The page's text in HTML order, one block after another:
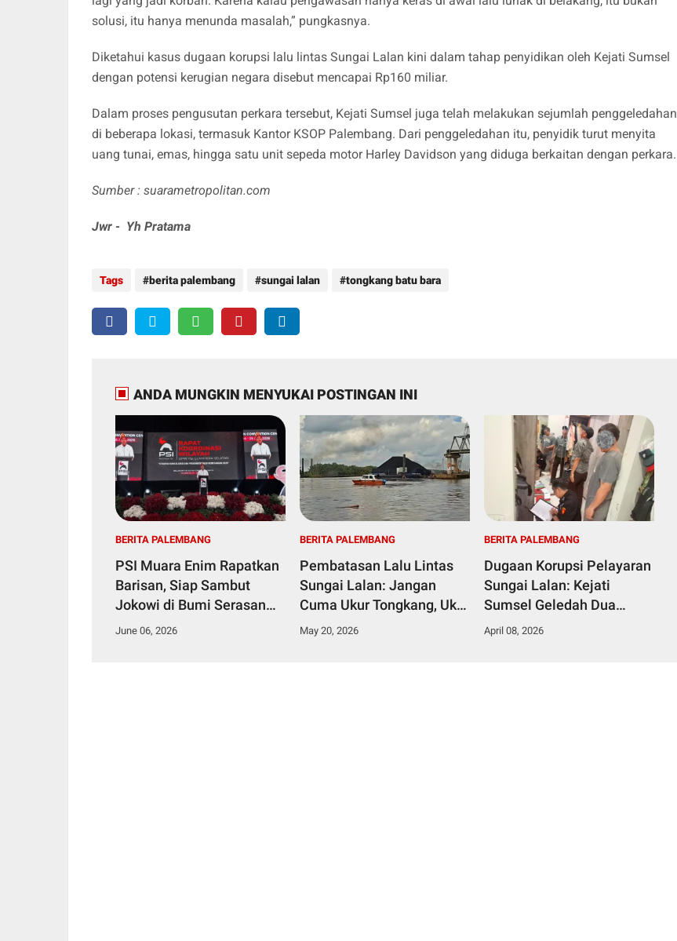
solusi, itu hanya menunda masalah,” pungkasnya.
​Diketahui kasus dugaan korupsi lalu lintas Sungai Lalan kini dalam tahap penyidikan oleh Kejati Sumsel
dengan potensi kerugian negara disebut mencapai Rp160 miliar.
​Dalam proses pengusutan perkara tersebut, Kejati Sumsel juga telah melakukan sejumlah penggeledahan
di beberapa lokasi, termasuk Kantor KSOP Palembang. Dari penggeledahan itu, penyidik turut menyita
uang tunai, emas, hingga satu unit sepeda motor Harley Davidson yang diduga berkaitan dengan perkara.
Sumber : suarametropolitan.com
Jwr - Yh Pratama
Tags berita palembang sungai lalan tongkang batu bara
ANDA MUNGKIN MENYUKAI POSTINGAN INI
BERITA PALEMBANG
PSI Muara Enim Rapatkan
Barisan, Siap Sambut
Jokowi di Bumi Serasan
Sekundang
June 06, 2026
BERITA PALEMBANG
Pembatasan Lalu Lintas
Sungai Lalan: Jangan
Cuma Ukur Tongkang, Ukur
Juga “Main Belakangnya”
May 20, 2026
BERITA PALEMBANG
Dugaan Korupsi Pelayaran
Sungai Lalan: Kejati
Sumsel Geledah Dua
Lokasi, Sita Harley hingga
April 08, 2026